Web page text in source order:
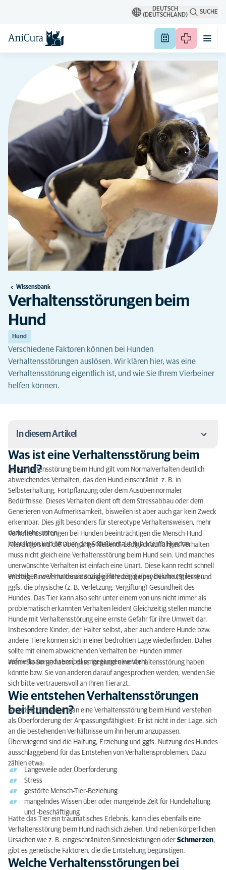
DEUTSCH
(DEUTSCHLAND)
SUCHE
Wissensbank
Verhaltensstörungen beim
Hund
Hund
Verschiedene Faktoren können bei Hunden
Verhaltensstörungen auslösen. Wir klären hier, was eine
Verhaltensstörung eigentlich ist, und wie Sie Ihrem Vierbeiner
helfen können.
In diesem Artikel
Was ist eine Verhaltensstörung beim Hund?
Wie entstehen Verhaltensstörungen bei Hunden?
Welche Verhaltensstörungen bei Hunden gibt es?
Wie werden Verhaltensstörungen beim Hund
behandelt?
Verhaltenstherapie beim Hund: Wie läuft sie ab?
Verhaltenstherapie Hund: Kosten
Kann man Verhaltensstörungen beim Hund
vorbeugen?
Verhaltensstörungen bei Hunden: Fazit
Was ist eine Verhaltensstörung beim
Hund?
Als Verhaltensstörung beim Hund gilt vom Normalverhalten deutlich
abweichendes Verhalten, das den Hund einschränkt z. B. in
Selbsterhaltung, Fortpflanzung oder dem Ausüben normaler
Bedürfnisse. Dieses Verhalten dient oft dem Stressabbau oder dem
Generieren von Aufmerksamkeit, bisweilen ist aber auch gar kein Zweck
erkennbar. Dies gilt besonders für stereotype Verhaltensweisen, mehr
dazu siehe unten.
Verhaltensstörungen bei Hunden beeinträchtigen die Mensch-Hund-
Interaktion und oft auch den Sozialkontakt zu anderen Hunden.
Allerdings sind die Übergänge fließend: Lediglich auffälliges Verhalten
muss nicht gleich eine Verhaltensstörung beim Hund sein. Und manches
unerwünschte Verhalten ist einfach eine Unart. Diese kann recht schnell
entstehen, weil Hunde als soziale Tiere zügig über Belohnung lernen.
Wichtig: Eine Verhaltensstörung gefährdet die psychische (Stress) und
ggfs. die physische (z. B. Verletzung, Vergiftung) Gesundheit des
Hundes. Das Tier kann also sehr unter einem von uns nicht immer als
problematisch erkannten Verhalten leiden! Gleichzeitig stellen manche
Hunde mit Verhaltensstörung eine ernste Gefahr für ihre Umwelt dar.
Insbesondere Kinder, der Halter selbst, aber auch andere Hunde bzw.
andere Tiere können sich in einer bedrohten Lage wiederfinden. Daher
sollte mit einem abweichenden Verhalten bei Hunden immer
aufmerksam und sensibel umgegangen werden!
Wenn Sie Sorge haben, dass Ihr Hund eine Verhaltensstörung haben
könnte bzw. Sie von anderen darauf angesprochen werden, wenden Sie
sich bitte vertrauensvoll an Ihren Tierarzt.
Wie entstehen Verhaltensstörungen
bei Hunden?
Grundsätzlich sollte man eine Verhaltensstörung beim Hund verstehen
als Überforderung der Anpassungsfähigkeit: Er ist nicht in der Lage, sich
an die bestehenden Verhältnisse um ihn herum anzupassen.
Überwiegend sind die Haltung, Erziehung und ggfs. Nutzung des Hundes
ausschlaggebend für das Entstehen von Verhaltensproblemen. Dazu
zählen etwa:
Langeweile oder Überforderung
Stress
gestörte Mensch-Tier-Beziehung
mangelndes Wissen über oder mangelnde Zeit für Hundehaltung
und -beschäftigung
Hatte das Tier ein traumatisches Erlebnis, kann dies ebenfalls eine
Verhaltensstörung beim Hund nach sich ziehen. Und neben körperlichen
Ursachen wie z. B. eingeschränkten Sinnesleistungen oder Schmerzen,
gibt es genetische Faktoren, die die Entstehung begünstigen.
Welche Verhaltensstörungen bei